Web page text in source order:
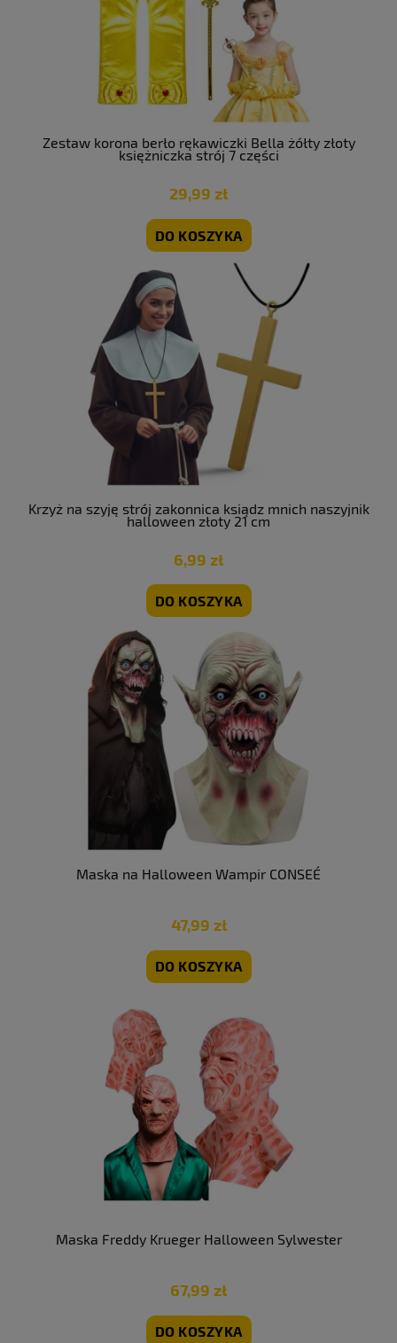
Zestaw korona berło rękawiczki Bella żółty złoty
księżniczka strój 7 części
29,99 zł
DO KOSZYKA
Krzyż na szyję strój zakonnica ksiądz mnich naszyjnik
halloween złoty 21 cm
6,99 zł
DO KOSZYKA
Maska na Halloween Wampir CONSEÉ
47,99 zł
DO KOSZYKA
Maska Freddy Krueger Halloween Sylwester
67,99 zł
DO KOSZYKA